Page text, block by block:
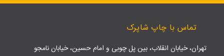
تماس با چاپ شاپرک
تهران، خیابان انقلاب، بین پل چوبی و امام حسین، خیابان نامجو